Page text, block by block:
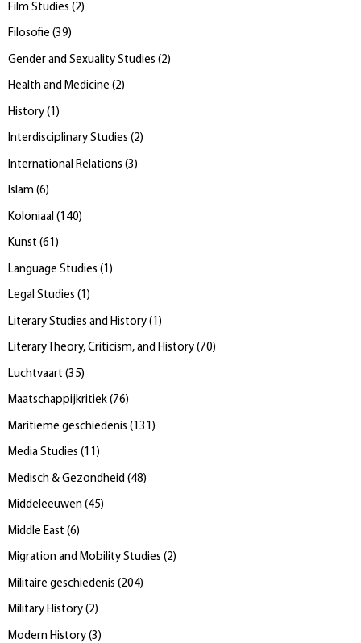
Film Studies (2)
Filosofie (39)
Gender and Sexuality Studies (2)
Health and Medicine (2)
History (1 )
Interdisciplinary Studies (2)
International Relations (3)
Islam (6)
Koloniaal (140)
Kunst (61 )
Language Studies (1 )
Legal Studies (1 )
Literary Studies and History (1 )
Literary Theory, Criticism, and History (70)
Luchtvaart (35)
Maatschappijkritiek (76)
Maritieme geschiedenis (131 )
Media Studies (11 )
Medisch & Gezondheid (48)
Middeleeuwen (45)
Middle East (6)
Migration and Mobility Studies (2)
Militaire geschiedenis (204)
Military History (2)
Modern History (3)